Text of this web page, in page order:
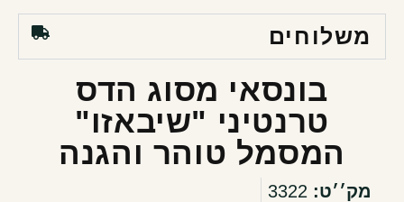
משלוחים
בונסאי מסוג הדס
טרנטיני "שיבאזו"
המסמל טוהר והגנה
מק׳׳ט: 3322